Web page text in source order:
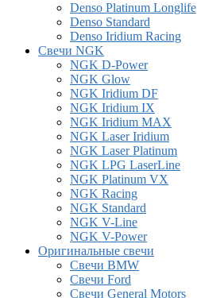
Denso Platinum Longlife
Denso Standard
Denso Iridium Racing
Свечи NGK
NGK D-Power
NGK Glow
NGK Iridium DF
NGK Iridium IX
NGK Iridium MAX
NGK Laser Iridium
NGK Laser Platinum
NGK LPG LaserLine
NGK Platinum VX
NGK Racing
NGK Standard
NGK V-Line
NGK V-Power
Оригинальные свечи
Свечи BMW
Свечи Ford
Свечи General Motors